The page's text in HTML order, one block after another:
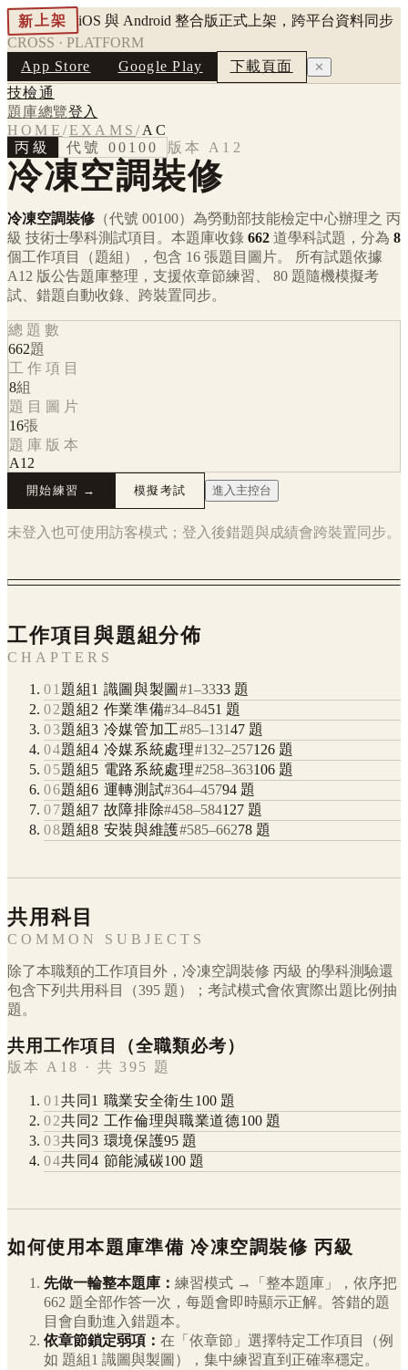
新上架
iOS 與 Android 整合版正式上架，跨平台資料同步
CROSS · PLATFORM
App Store
Google Play 下載頁面 ✕
技檢通
題庫總覽登入
HOME /EXAMS/AC
丙級
代號 00100 版本 A12
冷凍空調裝修
冷凍空調裝修 （代號 00100） 為勞動部技能檢定中心辦理之 丙
級 技術士學科測試項目。本題庫收錄 662 道學科試題，分為 8
個工作項目（題組），包含 16 張題目圖片。 所有試題依據
A12 版公告題庫整理，支援依章節練習、 80 題隨機模擬考
試、錯題自動收錄、跨裝置同步。
總題數
662題
工作項目
8組
題目圖片
16張
題庫版本
A12
開始練習 → 模擬考試 進入主控台
未登入也可使用訪客模式；登入後錯題與成績會跨裝置同步。
工作項目與題組分佈
CHAPTERS
01 題組1 識圖與製圖 #1–3333題
02題組2 作業準備#34–8451 題
03題組3 冷媒管加工#85–13147題
04題組4 冷媒系統處理#132–257126題
05題組5 電路系統處理#258–363106題
06題組6 運轉測試#364–45794 題
07題組7 故障排除#458–584127 題
08題組8 安裝與維護#585–66278題
共用科目
COMMON SUBJECTS
除了本職類的工作項目外， 冷凍空調裝修 丙級 的學科測驗還
包含下列共用科目（395 題）；考試模式會依實際出題比例抽
題。
共用工作項目（全職類必考）
版本 A18 · 共 395 題
01共同1 職業安全衛生100題
02共同2 工作倫理與職業道德100題
03共同3 環境保護95 題
04共同4 節能減碳100 題
如何使用本題庫準備冷凍空調裝修 丙級
先做一輪整本題庫： 練習模式 →「整本題庫」，依序把
662 題全部作答一次，每題會即時顯示正解。答錯的題
目會自動進入錯題本。
依章節鎖定弱項： 在「依章節」選擇特定工作項目（例
如 題組1 識圖與製圖 ），集中練習直到正確率穩定。